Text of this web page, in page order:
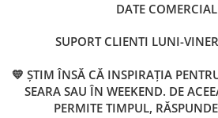
DATE
SUPORT CLIENTI LUNI-
💛 ȘTIM ÎNSĂ CĂ INSPIRAȚIA
SEARA SAU ÎN WEEKEND. DE
PERMITE TIMPUL,